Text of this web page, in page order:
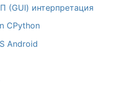
(GUI) интерпретация
CPython
Android